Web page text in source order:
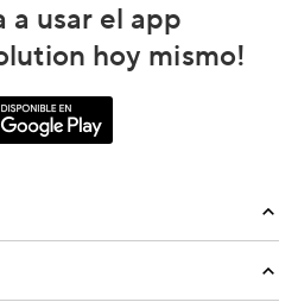
a usar el app
hoy mismo!